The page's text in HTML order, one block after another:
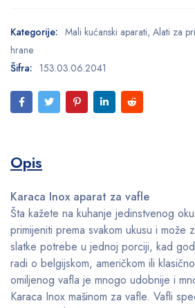
Kategorije: Mali kućanski aparati, Alati za
hrane
Šifra: 153.03.06.2041
Opis
Karaca Inox aparat za vafle
Šta kažete na kuhanje jedinstvenog
primijeniti prema svakom ukusu i može
slatke potrebe u jednoj porciji, kad
radi o belgijskom, američkom ili
omiljenog vafla je mnogo udobnije i
Karaca Inox mašinom za vafle. Vafli